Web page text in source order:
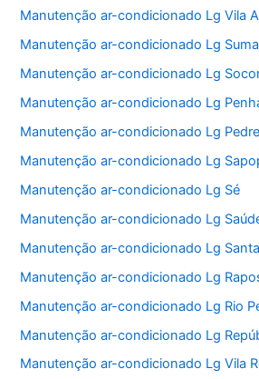
Manutenção ar-condicionado Lg Vila
Manutenção ar-condicionado Lg
Manutenção ar-condicionado Lg
Manutenção ar-condicionado Lg
Manutenção ar-condicionado Lg
Manutenção ar-condicionado Lg
Manutenção ar-condicionado Lg Sé
Manutenção ar-condicionado Lg
Manutenção ar-condicionado Lg
Manutenção ar-condicionado Lg
Manutenção ar-condicionado Lg Rio
Manutenção ar-condicionado Lg
Manutenção ar-condicionado Lg Vila